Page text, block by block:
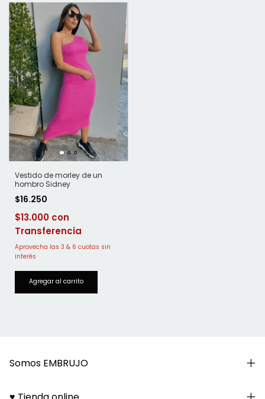
Vestido de morley de un
hombro Sidney
$16.250
$13.000
Somos EMBRUJO